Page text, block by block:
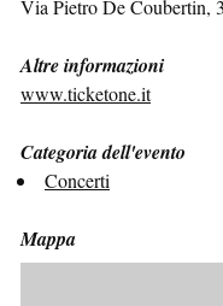
Via Pietro De Coubertin,
Altre informazioni
www.ticketone.it
Categoria dell'evento
Concerti
Mappa